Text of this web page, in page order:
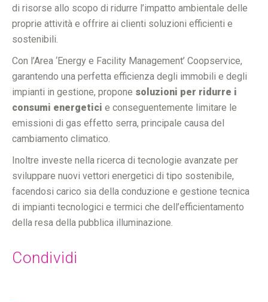
di risorse allo scopo di ridurre l’impatto ambientale delle
proprie attività e offrire ai clienti soluzioni efficienti e
sostenibili.
Con l’Area ‘Energy e Facility Management’ Coopservice,
garantendo una perfetta efficienza degli immobili e degli
impianti in gestione, propone soluzioni per ridurre i
consumi energetici e conseguentemente limitare le
emissioni di gas effetto serra, principale causa del
cambiamento climatico.
Inoltre investe nella ricerca di tecnologie avanzate per
sviluppare nuovi vettori energetici di tipo sostenibile,
facendosi carico sia della conduzione e gestione tecnica
di impianti tecnologici e termici che dell’efficientamento
della resa della pubblica illuminazione.
Condividi